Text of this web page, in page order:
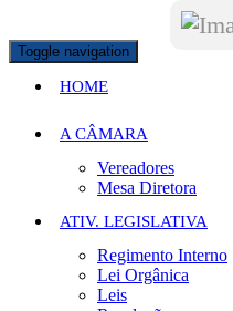
Toggle navigation
HOME
A CÂMARA
Vereadores
Mesa Diretora
ATIV. LEGISLATIVA
Regimento Interno
Lei Orgânica
Leis